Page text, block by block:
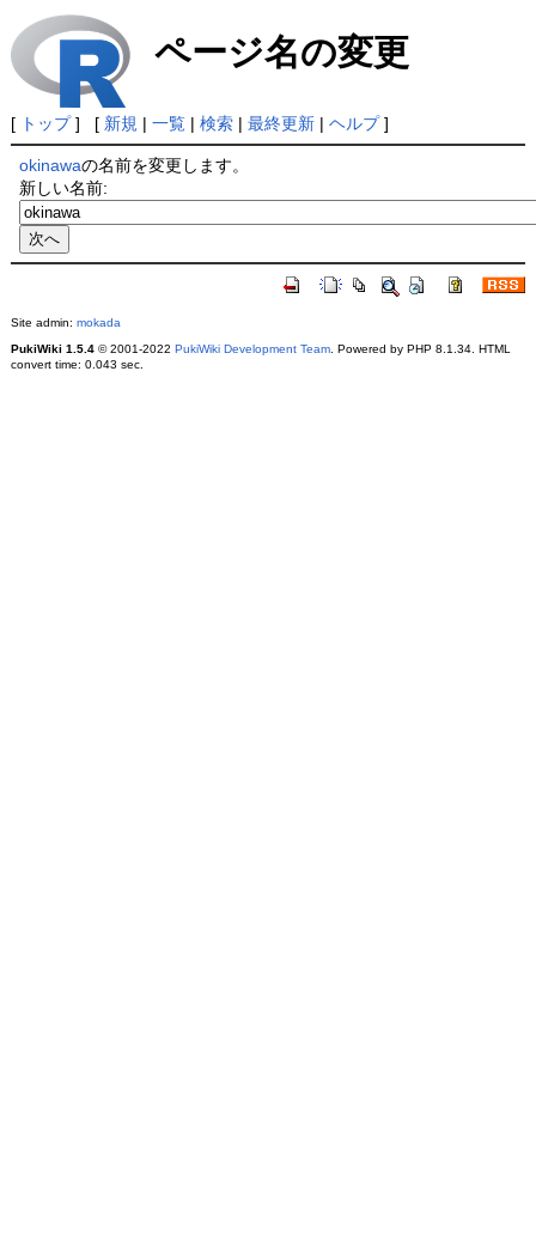
ページ名の変更
[ トップ] [ 新規 | 一覧| 検索| 最終更新| ヘルプ]
okinawaの名前を変更します。
新しい名前:
Site admin: mokada
PukiWiki 1.5.4© 2001-2022 PukiWiki Development Team. Powered by PHP 8.1.34. HTML
convert time: 0.043 sec.